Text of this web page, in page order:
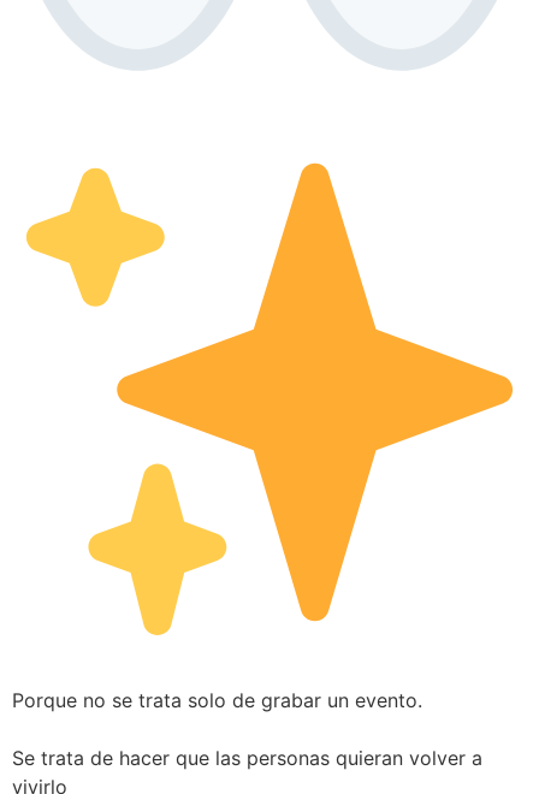
Porque no se trata solo de grabar un evento.
Se trata de hacer que las personas quieran volver a
vivirlo